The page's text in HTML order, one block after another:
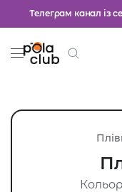
Телеграм канал із
Введіть